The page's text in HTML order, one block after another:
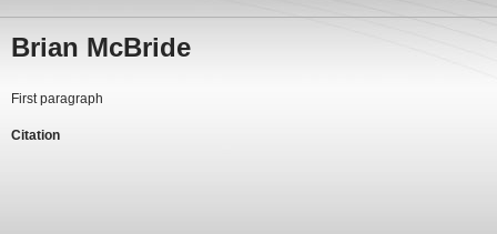
Brian McBride
First paragraph
Citation